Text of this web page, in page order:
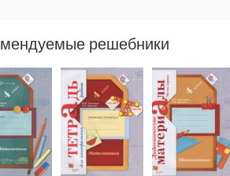
решебники